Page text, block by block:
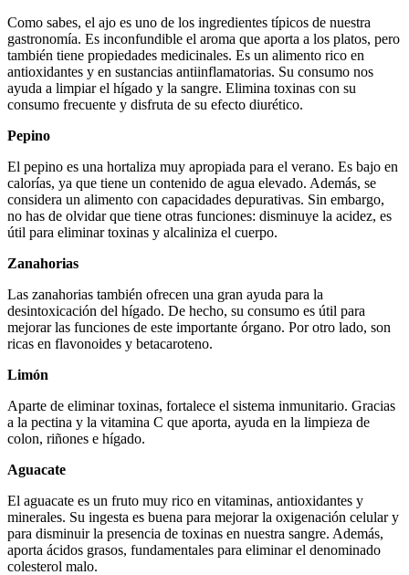
Como sabes, el ajo es uno de los ingredientes típicos de nuestra
gastronomía. Es inconfundible el aroma que aporta a los platos, pero
también tiene propiedades medicinales. Es un alimento rico en
antioxidantes y en sustancias antiinflamatorias. Su consumo nos
ayuda a limpiar el hígado y la sangre. Elimina toxinas con su
consumo frecuente y disfruta de su efecto diurético.
Pepino
El pepino es una hortaliza muy apropiada para el verano. Es bajo en
calorías, ya que tiene un contenido de agua elevado. Además, se
considera un alimento con capacidades depurativas. Sin embargo,
no has de olvidar que tiene otras funciones: disminuye la acidez, es
útil para eliminar toxinas y alcaliniza el cuerpo.
Zanahorias
Las zanahorias también ofrecen una gran ayuda para la
desintoxicación del hígado. De hecho, su consumo es útil para
mejorar las funciones de este importante órgano. Por otro lado, son
ricas en flavonoides y betacaroteno.
Limón
Aparte de eliminar toxinas, fortalece el sistema inmunitario. Gracias
a la pectina y la vitamina C que aporta, ayuda en la limpieza de
colon, riñones e hígado.
Aguacate
El aguacate es un fruto muy rico en vitaminas, antioxidantes y
minerales. Su ingesta es buena para mejorar la oxigenación celular y
para disminuir la presencia de toxinas en nuestra sangre. Además,
aporta ácidos grasos, fundamentales para eliminar el denominado
colesterol malo.